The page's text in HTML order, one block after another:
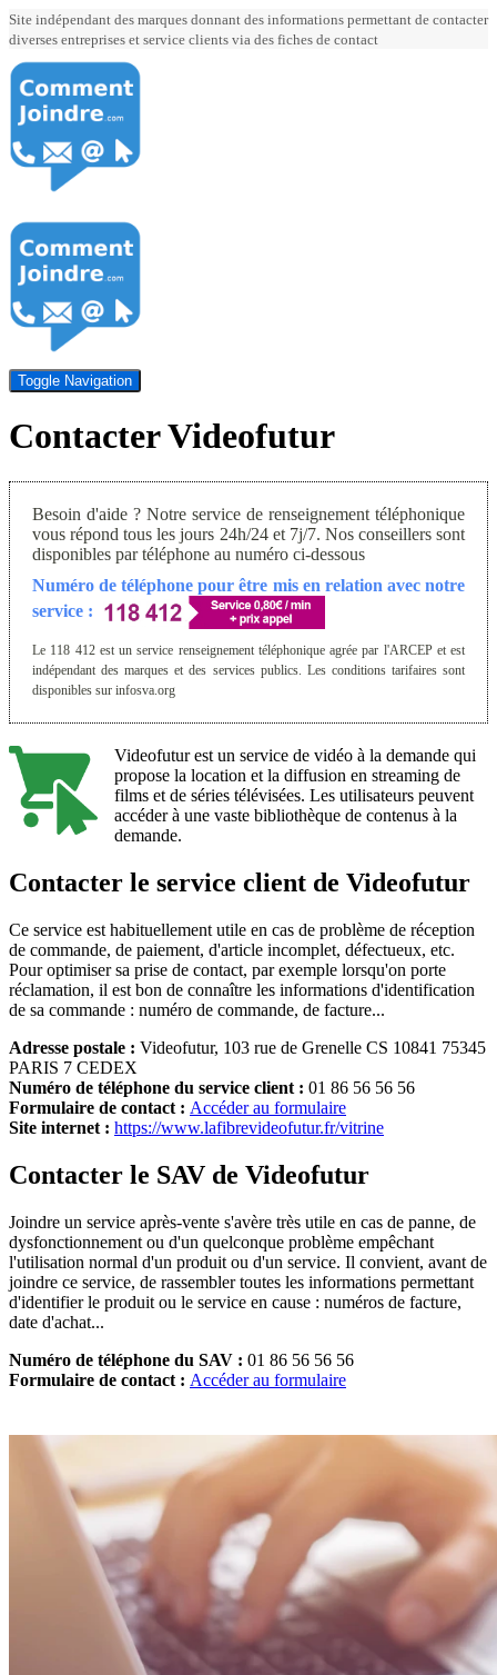
Site indépendant des marques donnant des informations permettant de contacter
diverses entreprises et service clients via des fiches de contact
Toggle Navigation
Contacter Videofutur
Besoin d'aide ? Notre service de renseignement téléphonique
vous répond tous les jours 24h/24 et 7j/7. Nos conseillers sont
disponibles par téléphone au numéro ci-dessous
Numéro de téléphone pour être mis en relation avec notre
service :
Le 118 412 est un service renseignement téléphonique agrée par l'ARCEP et est
indépendant des marques et des services publics. Les conditions tarifaires sont
disponibles sur infosva.org
Videofutur est un service de vidéo à la demande qui
propose la location et la diffusion en streaming de
films et de séries télévisées. Les utilisateurs peuvent
accéder à une vaste bibliothèque de contenus à la
demande.
Contacter le service client de Videofutur
Ce service est habituellement utile en cas de problème de réception
de commande, de paiement, d'article incomplet, défectueux, etc.
Pour optimiser sa prise de contact, par exemple lorsqu'on porte
réclamation, il est bon de connaître les informations d'identification
de sa commande : numéro de commande, de facture...
Adresse postale : Videofutur, 103 rue de Grenelle CS 10841 75345
PARIS 7 CEDEX
Numéro de téléphone du service client : 01 86 56 56 56
Formulaire de contact : Accéder au formulaire
Site internet : https://www.lafibrevideofutur.fr/vitrine
Contacter le SAV de Videofutur
Joindre un service après-vente s'avère très utile en cas de panne, de
dysfonctionnement ou d'un quelconque problème empêchant
l'utilisation normal d'un produit ou d'un service. Il convient, avant de
joindre ce service, de rassembler toutes les informations permettant
d'identifier le produit ou le service en cause : numéros de facture,
date d'achat...
Numéro de téléphone du SAV : 01 86 56 56 56
Formulaire de contact : Accéder au formulaire